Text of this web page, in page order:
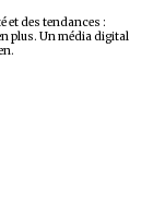
et des tendances :
plus. Un média digital